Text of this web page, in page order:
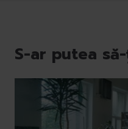
S-ar putea